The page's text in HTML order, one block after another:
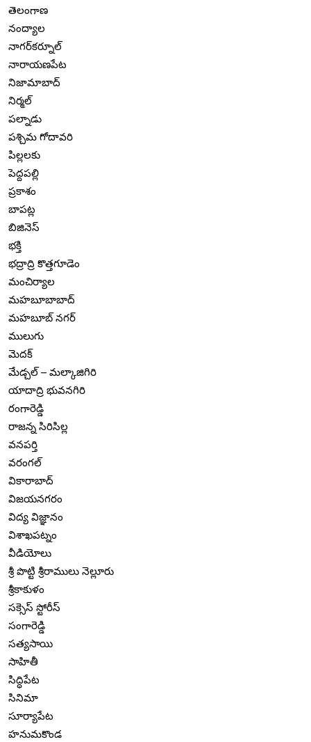
తెలంగాణ
నంద్యాల
నాగర్‌కర్నూల్
నారాయణపేట
నిజామాబాద్
నిర్మల్
పల్నాడు
పశ్చిమ గోదావరి
పిల్లలకు
పెద్దపల్లి
ప్రకాశం
బాపట్ల
బిజినెస్
భక్తి
భద్రాద్రి కొత్తగూడెం
మంచిర్యాల
మహబూబాబాద్
మహబూబ్ నగర్
ములుగు
మెదక్
మేడ్చల్ – మల్కాజిగిరి
యాదాద్రి భువనగిరి
రంగారెడ్డి
రాజన్న సిరిసిల్ల
వనపర్తి
వరంగల్
వికారాబాద్
విజయనగరం
విద్య విజ్ఞానం
విశాఖపట్నం
వీడియోలు
శ్రీ పొట్టి శ్రీరాములు నెల్లూరు
శ్రీకాకుళం
సక్సెస్ స్టోరీస్
సంగారెడ్డి
సత్యసాయి
సాహితీ
సిద్ధిపేట
సినిమా
సూర్యాపేట
హనుమకొండ